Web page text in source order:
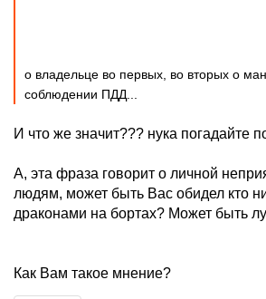
о владельце во первых, во вторых о
соблюдении ПДД...
И что же значит??? нука погадайте
А, эта фраза говорит о личной
людям, может быть Вас обидел кто
драконами на бортах? Может быть
Как Вам такое мнение?